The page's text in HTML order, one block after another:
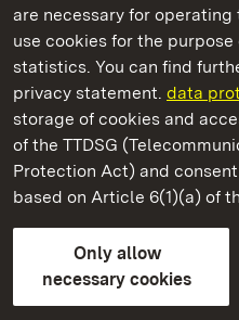
are necessary for
use cookies for the
statistics. You can find
privacy statement. data
storage of cookies and
of the TTDSG
Protection Act) and
based on Article 6(1)(a) of
Only allow
necessary cookies
State Palaces and
Alt-Eberstein Castle
State Palaces and
FAQMasthead Data
Declaration on barrier-free